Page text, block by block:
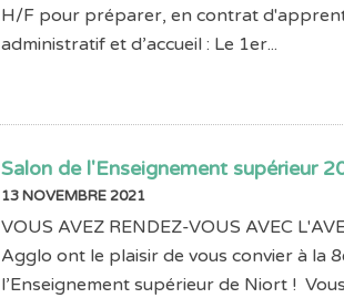
H/F pour préparer, en contrat
administratif et d’accueil : Le 1er...
Salon de l'Enseignement supérieur
13 NOVEMBRE 2021
VOUS AVEZ RENDEZ-VOUS AVEC
Agglo ont le plaisir de vous convier à la
l’Enseignement supérieur de Niort !